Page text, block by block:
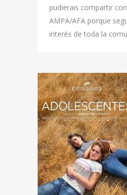
pudierais compartir
AMPA/AFA porque
interés de toda la